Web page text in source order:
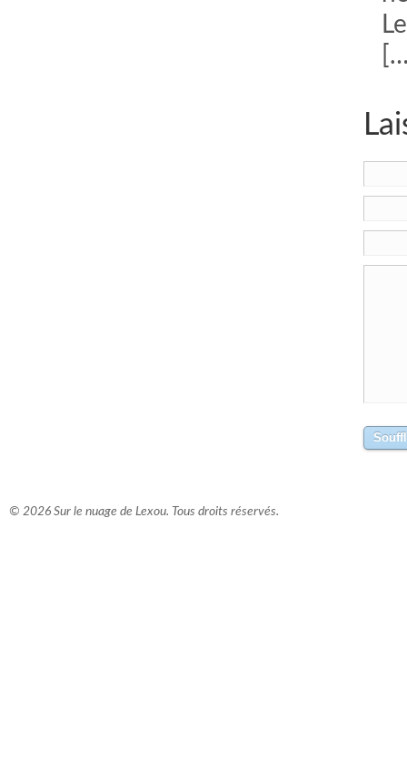
© 2026 Sur le nuage de Lexou. Tous droits réservés.